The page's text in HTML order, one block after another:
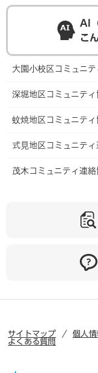
AI
こ
大園小校区コミュニ
深堀地区コミュニテ
蚊焼地区コミュニテ
式見地区コミュニテ
茂木コミュニティ連
サイトマップ 個人情
よくある質問